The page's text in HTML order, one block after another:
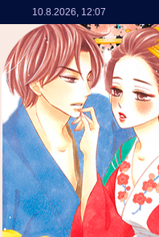
10.8.2026, 12:07